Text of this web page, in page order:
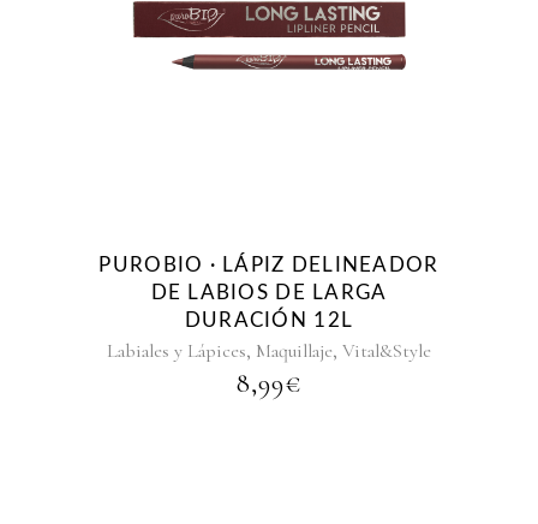
PUROBIO · LÁPIZ DELINEADOR
DE LABIOS DE LARGA
DURACIÓN 12L
Labiales y Lápices, Maquillaje, Vital&Style
8,99€